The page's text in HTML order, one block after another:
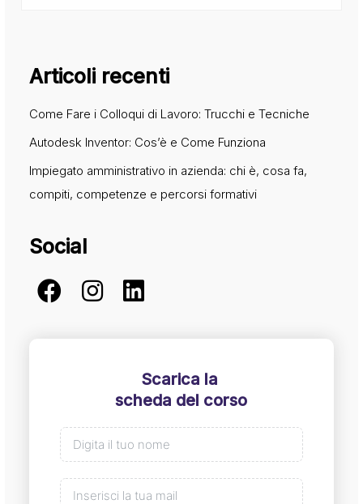
Articoli recenti
Come Fare i Colloqui di Lavoro: Trucchi e Tecniche
Autodesk Inventor: Cos’è e Come Funziona
Impiegato amministrativo in azienda: chi è, cosa fa,
compiti, competenze e percorsi formativi
Social
Scarica la
scheda del corso